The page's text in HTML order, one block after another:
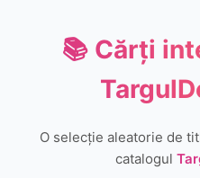
📚 Cărți
O selecție aleatorie de
catalogul